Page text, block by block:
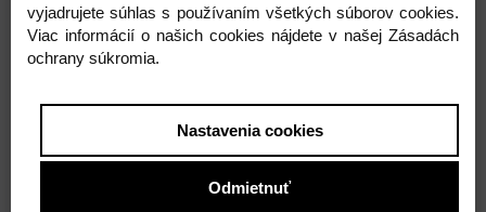
vyjadrujete súhlas s používaním všetkých súborov cookies.
Viac informácií o našich cookies nájdete v našej Zásadách
ochrany súkromia.
Nastavenia cookies
Odmietnuť